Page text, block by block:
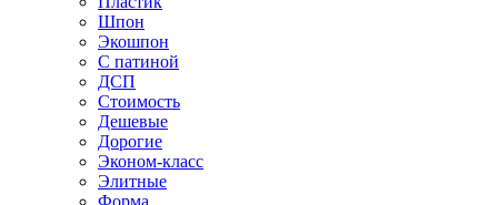
Шпон
Экошпон
С патиной
ДСП
Стоимость
Дешевые
Дорогие
Эконом-класс
Элитные
Форма